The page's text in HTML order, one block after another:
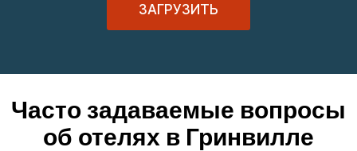
ЗАГРУЗИТЬ
Часто задаваемые вопросы
об отелях в Гринвилле